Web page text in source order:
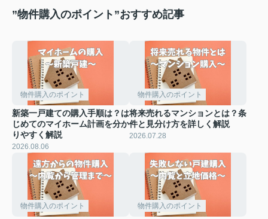
”物件購入のポイント”おすすめ記事
物件購入のポイント
新築一戸建ての購入手順は？は
じめてのマイホーム計画を分か
りやすく解説
2026.08.06
物件購入のポイント
将来売れるマンションとは？条
件と見分け方を詳しく解説
2026.07.28
物件購入のポイント 物件購入のポイント